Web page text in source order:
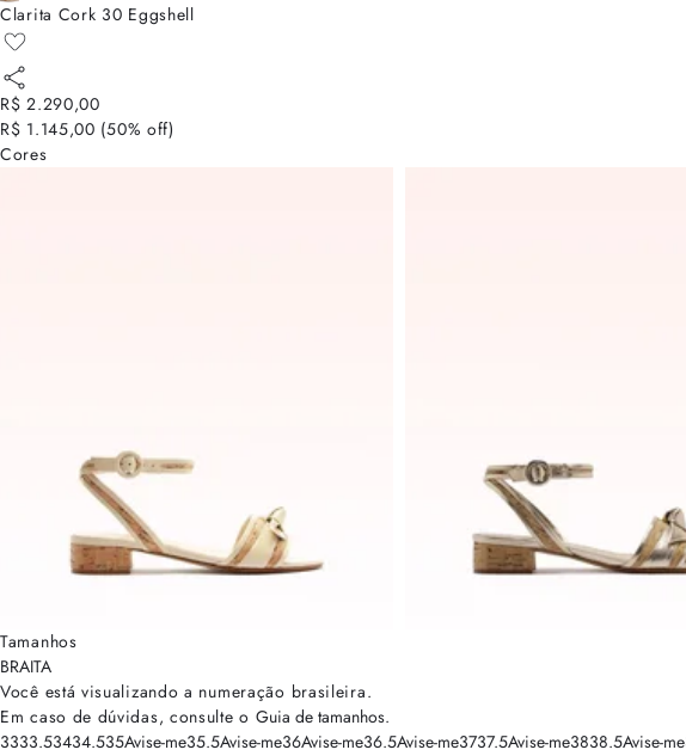
Clarita Cork 30 Eggshell
R$ 2.290,00
R$ 1.145,00 (50% off)
Cores
Tamanhos
BRAITA
Você está visualizando a numeração brasileira.
Em caso de dúvidas, consulte o Guia de tamanhos.
3333.53434.535Avise-me35.5Avise-me36Avise-me36.5Avise-me3737.5Avise-me3838.5Avise-me